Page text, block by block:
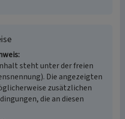
steht unter der freien
Die angezeigten
zusätzlichen
die an diesen